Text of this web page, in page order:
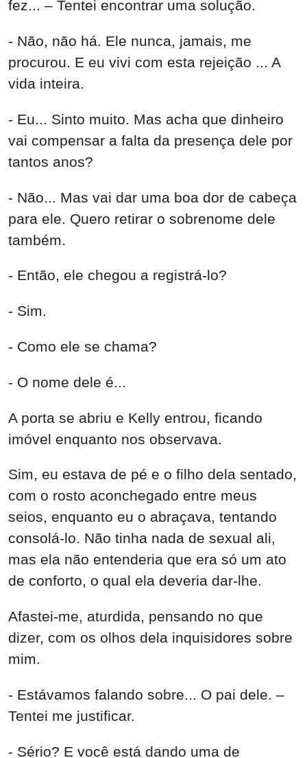
fez... – Tentei encontrar uma solução.
- Não, não há. Ele nunca, jamais, me
procurou. E eu vivi com esta rejeição ... A
vida inteira.
- Eu... Sinto muito. Mas acha que dinheiro
vai compensar a falta da presença dele por
tantos anos?
- Não... Mas vai dar uma boa dor de cabeça
para ele. Quero retirar o sobrenome dele
também.
- Então, ele chegou a registrá-lo?
- Sim.
- Como ele se chama?
- O nome dele é...